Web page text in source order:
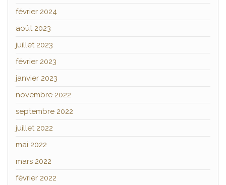
février 2024
août 2023
juillet 2023
février 2023
janvier 2023
novembre 2022
septembre 2022
juillet 2022
mai 2022
mars 2022
février 2022